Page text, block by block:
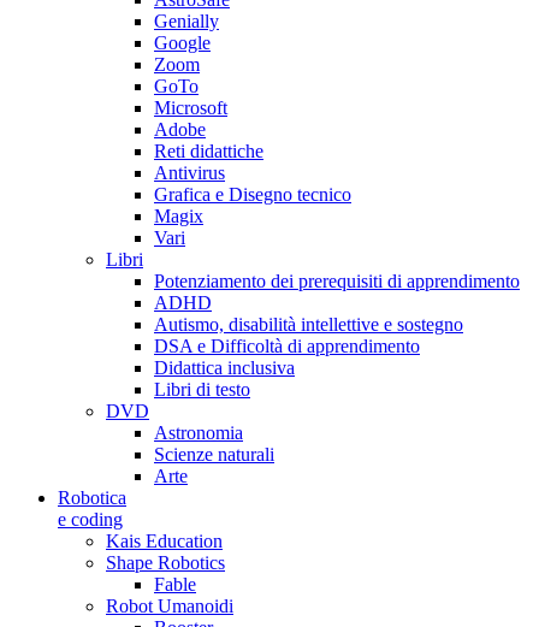
Genially
Google
Zoom
GoTo
Microsoft
Adobe
Reti didattiche
Antivirus
Grafica e Disegno tecnico
Magix
Vari
Libri
Potenziamento dei prerequisiti di apprendimento
ADHD
Autismo, disabilità intellettive e sostegno
DSA e Difficoltà di apprendimento
Didattica inclusiva
Libri di testo
DVD
Astronomia
Scienze naturali
Arte
Robotica
e coding
Kais Education
Shape Robotics
Fable
Robot Umanoidi